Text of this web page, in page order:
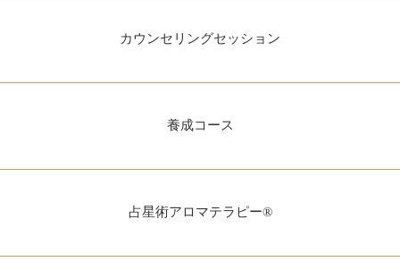
カウンセリングセッション
養成コース
占星術アロマテラピー®